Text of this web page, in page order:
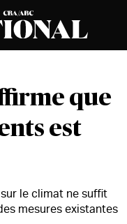
que
est
le climat ne suffit
mesures existantes